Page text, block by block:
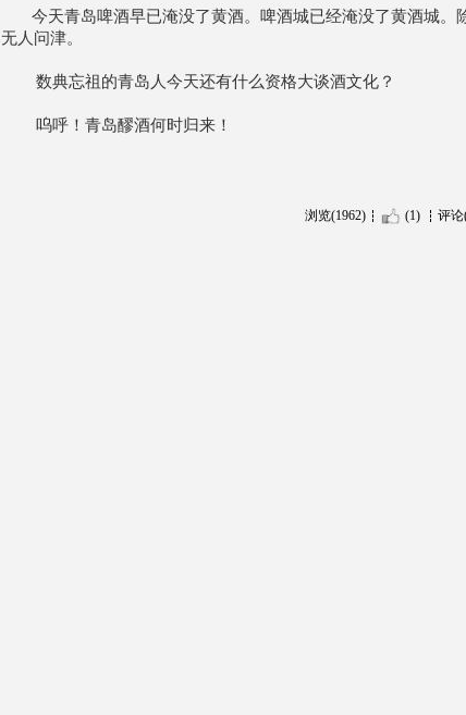
今天青岛啤酒早已淹没了黄酒。啤酒城已经淹没了黄酒城。
无人问津。
数典忘祖的青岛人今天还有什么资格大谈酒文化？
呜呼！青岛醪酒何时归来！
浏览(1962) (1) 评论